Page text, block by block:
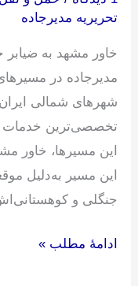
تحریریه مدیرجاده
خاور مشهد به ضیابر
مدیرجاده در
شهرهای شمالی
تخصصی‌ترین خدمات
این مسیرها، خاور
این مسیر به‌دلیل
جنگلی و
ادامۀ مطلب »